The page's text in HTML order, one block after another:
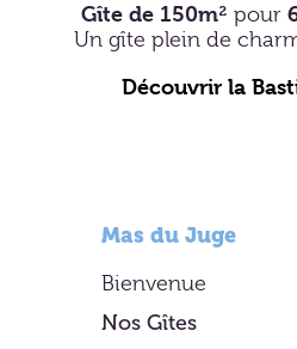
Gîte de 150m² pour
Un gîte plein de
Découvrir la
Mas du Juge
Bienvenue
Nos Gîtes